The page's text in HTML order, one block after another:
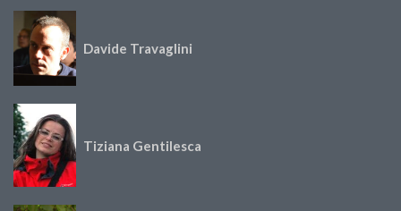
Davide Travaglini
Tiziana Gentilesca